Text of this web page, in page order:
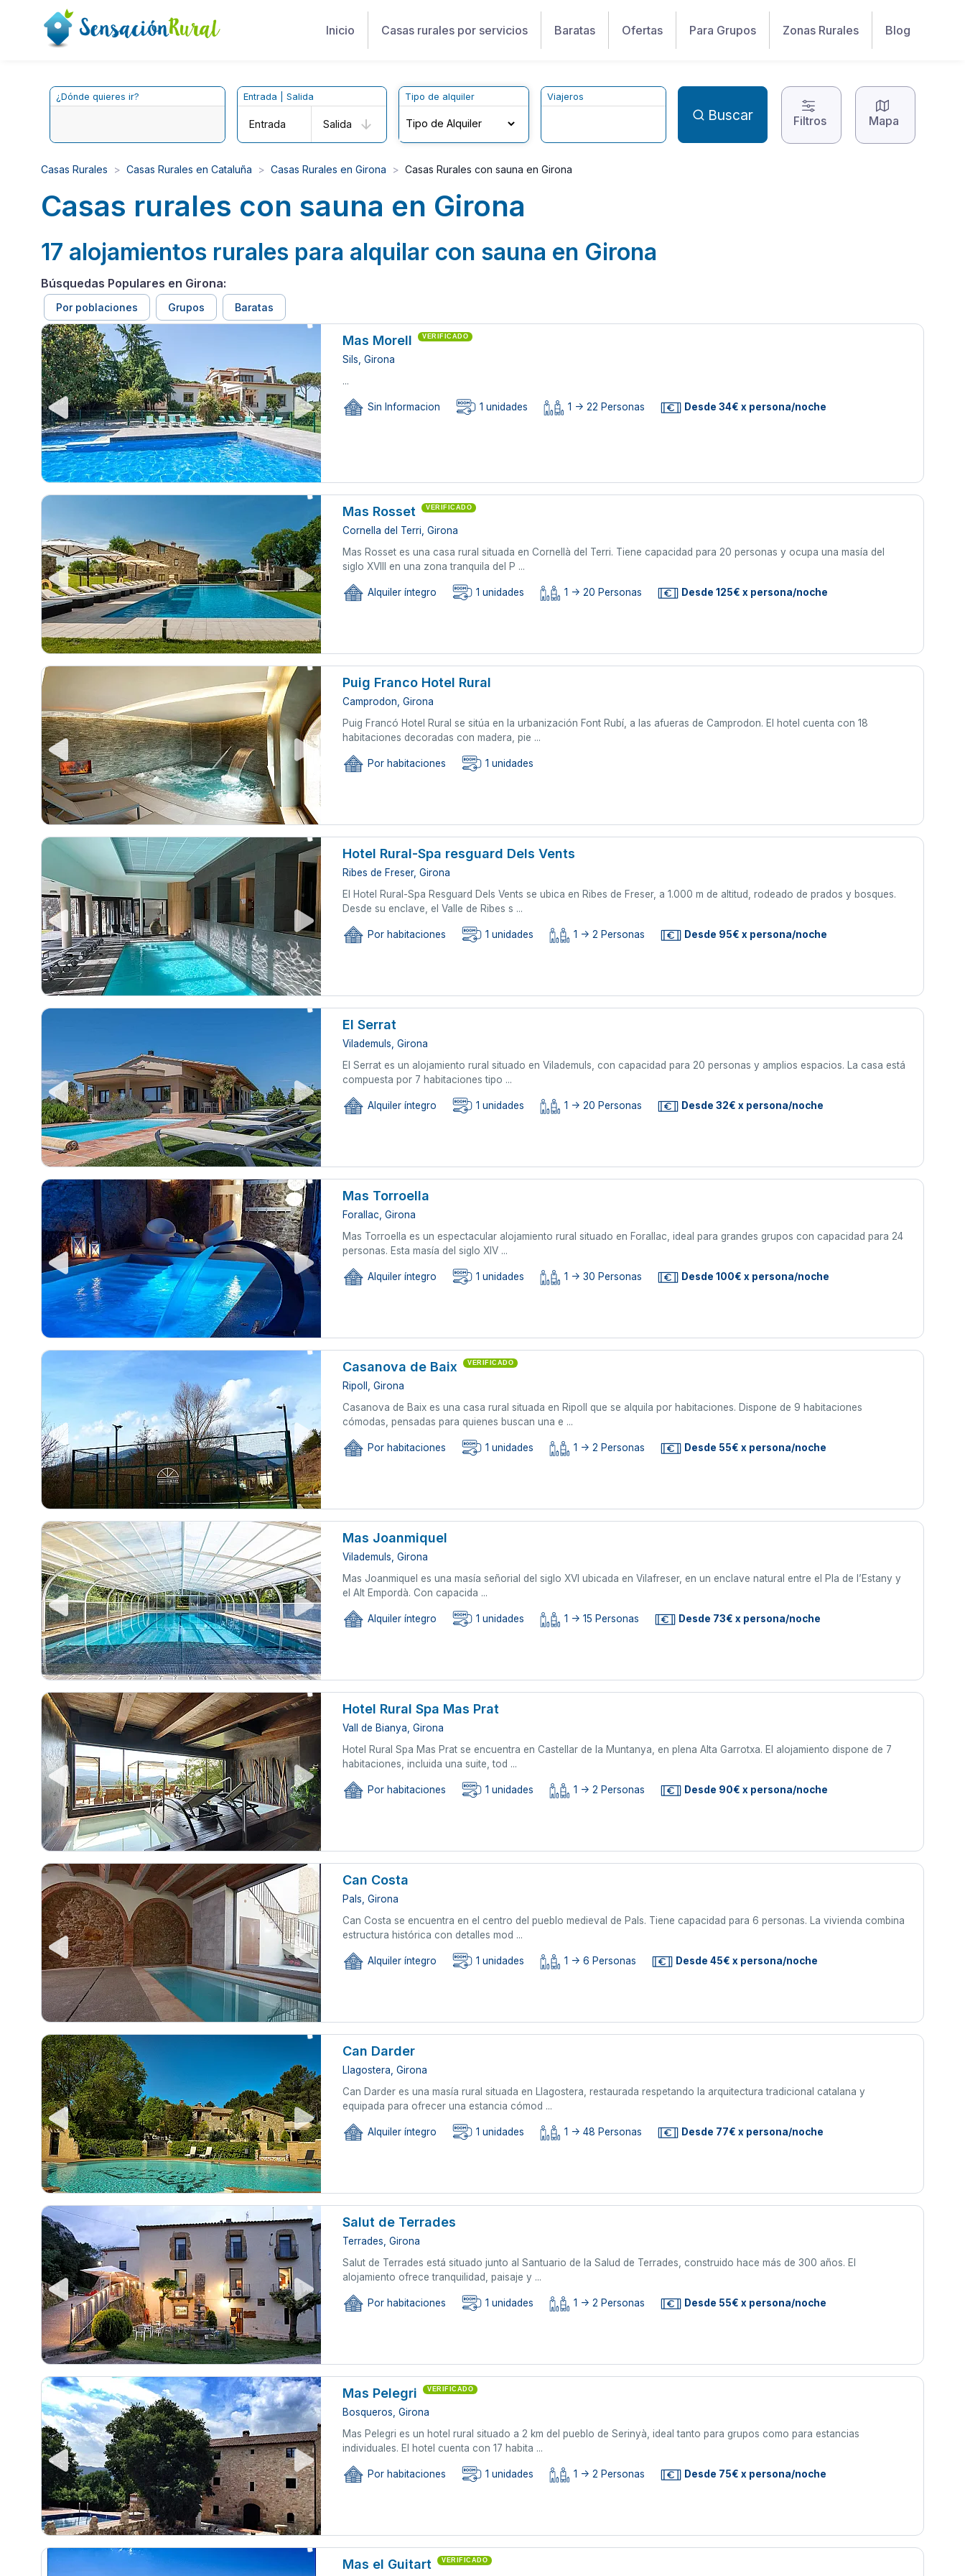
Inicio Casas rurales por servicios Baratas Ofertas Para Grupos Zonas Rurales Blog
¿Dónde quieres ir? Entrada | Salida
Entrada Salida
Tipo de alquiler Viajeros
Buscar Filtros Mapa
Casas Rurales Casas Rurales en Cataluña Casas Rurales en Girona Casas Rurales con sauna en Girona
Casas rurales con sauna en Girona
17 alojamientos rurales para alquilar con sauna en Girona
Búsquedas Populares en Girona:
Por poblaciones Grupos Baratas
Mas Morell VERIFICADO
Sils, Girona
...
Sin Informacion 1 unidades 1 -> 22 Personas Desde 34€ x persona/noche
Mas Rosset VERIFICADO
Cornella del Terri, Girona
Mas Rosset es una casa rural situada en Cornellà del Terri. Tiene capacidad para 20 personas y ocupa una masía del
siglo XVIII en una zona tranquila del P ...
Alquiler íntegro 1 unidades 1 -> 20 Personas Desde 125€ x persona/noche
Puig Franco Hotel Rural
Camprodon, Girona
Puig Francó Hotel Rural se sitúa en la urbanización Font Rubí, a las afueras de Camprodon. El hotel cuenta con 18
habitaciones decoradas con madera, pie ...
Por habitaciones 1 unidades
Hotel Rural-Spa resguard Dels Vents
Ribes de Freser, Girona
El Hotel Rural-Spa Resguard Dels Vents se ubica en Ribes de Freser, a 1.000 m de altitud, rodeado de prados y bosques.
Desde su enclave, el Valle de Ribes s ...
Por habitaciones 1 unidades 1 -> 2 Personas Desde 95€ x persona/noche
El Serrat
Vilademuls, Girona
El Serrat es un alojamiento rural situado en Vilademuls, con capacidad para 20 personas y amplios espacios. La casa está
compuesta por 7 habitaciones tipo ...
Alquiler íntegro 1 unidades 1 -> 20 Personas Desde 32€ x persona/noche
Mas Torroella
Forallac, Girona
Mas Torroella es un espectacular alojamiento rural situado en Forallac, ideal para grandes grupos con capacidad para 24
personas. Esta masía del siglo XIV ...
Alquiler íntegro 1 unidades 1 -> 30 Personas Desde 100€ x persona/noche
Casanova de Baix VERIFICADO
Ripoll, Girona
Casanova de Baix es una casa rural situada en Ripoll que se alquila por habitaciones. Dispone de 9 habitaciones
cómodas, pensadas para quienes buscan una e ...
Por habitaciones 1 unidades 1 -> 2 Personas Desde 55€ x persona/noche
Mas Joanmiquel
Vilademuls, Girona
Mas Joanmiquel es una masía señorial del siglo XVI ubicada en Vilafreser, en un enclave natural entre el Pla de l’Estany y
el Alt Empordà. Con capacida ...
Alquiler íntegro 1 unidades 1 -> 15 Personas Desde 73€ x persona/noche
Hotel Rural Spa Mas Prat
Vall de Bianya, Girona
Hotel Rural Spa Mas Prat se encuentra en Castellar de la Muntanya, en plena Alta Garrotxa. El alojamiento dispone de 7
habitaciones, incluida una suite, tod ...
Por habitaciones 1 unidades 1 -> 2 Personas Desde 90€ x persona/noche
Can Costa
Pals, Girona
Can Costa se encuentra en el centro del pueblo medieval de Pals. Tiene capacidad para 6 personas. La vivienda combina
estructura histórica con detalles mod ...
Alquiler íntegro 1 unidades 1 -> 6 Personas Desde 45€ x persona/noche
Can Darder
Llagostera, Girona
Can Darder es una masía rural situada en Llagostera, restaurada respetando la arquitectura tradicional catalana y
equipada para ofrecer una estancia cómod ...
Alquiler íntegro 1 unidades 1 -> 48 Personas Desde 77€ x persona/noche
Salut de Terrades
Terrades, Girona
Salut de Terrades está situado junto al Santuario de la Salud de Terrades, construido hace más de 300 años. El
alojamiento ofrece tranquilidad, paisaje y ...
Por habitaciones 1 unidades 1 -> 2 Personas Desde 55€ x persona/noche
Mas Pelegri VERIFICADO
Bosqueros, Girona
Mas Pelegri es un hotel rural situado a 2 km del pueblo de Serinyà, ideal tanto para grupos como para estancias
individuales. El hotel cuenta con 17 habita ...
Por habitaciones 1 unidades 1 -> 2 Personas Desde 75€ x persona/noche
Mas el Guitart VERIFICADO